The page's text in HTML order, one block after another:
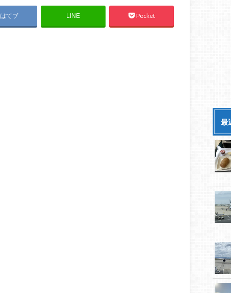
はてブ LINE Pocket
最